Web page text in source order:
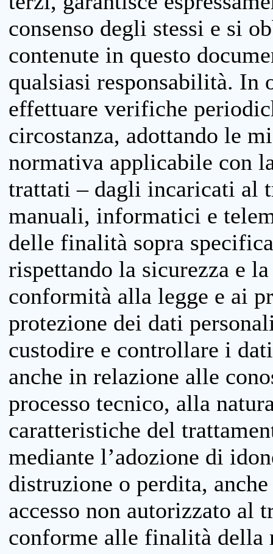
consenso degli stessi e si
contenute in questo
qualsiasi responsabilità. In
effettuare verifiche
circostanza, adottando le
normativa applicabile con
trattati – dagli incaricati al
manuali, informatici e
delle finalità sopra
rispettando la sicurezza e
conformità alla legge e ai
protezione dei dati
custodire e controllare i
anche in relazione alle
processo tecnico, alla
caratteristiche del
mediante l’adozione di
distruzione o perdita,
accesso non autorizzato al
conforme alle finalità della